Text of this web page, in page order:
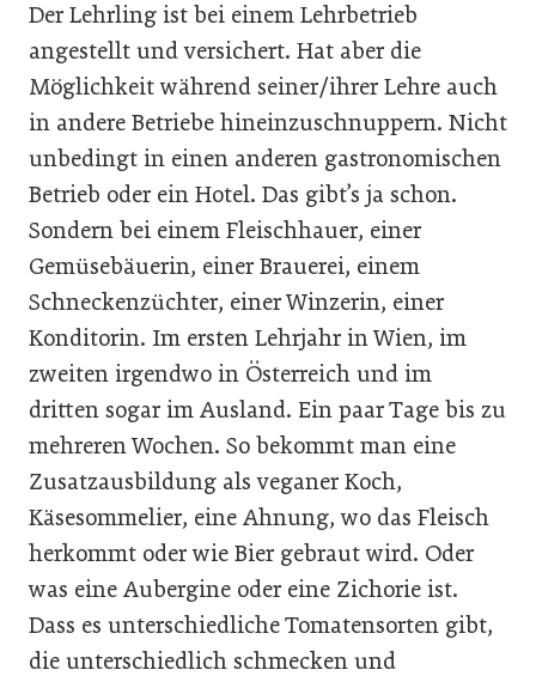
Der Lehrling ist bei einem Lehrbetrieb
angestellt und versichert. Hat aber die
Möglichkeit während seiner/ihrer Lehre auch
in andere Betriebe hineinzuschnuppern. Nicht
unbedingt in einen anderen gastronomischen
Betrieb oder ein Hotel. Das gibt’s ja schon.
Sondern bei einem Fleischhauer, einer
Gemüsebäuerin, einer Brauerei, einem
Schneckenzüchter, einer Winzerin, einer
Konditorin. Im ersten Lehrjahr in Wien, im
zweiten irgendwo in Österreich und im
dritten sogar im Ausland. Ein paar Tage bis zu
mehreren Wochen. So bekommt man eine
Zusatzausbildung als veganer Koch,
Käsesommelier, eine Ahnung, wo das Fleisch
herkommt oder wie Bier gebraut wird. Oder
was eine Aubergine oder eine Zichorie ist.
Dass es unterschiedliche Tomatensorten gibt,
die unterschiedlich schmecken und